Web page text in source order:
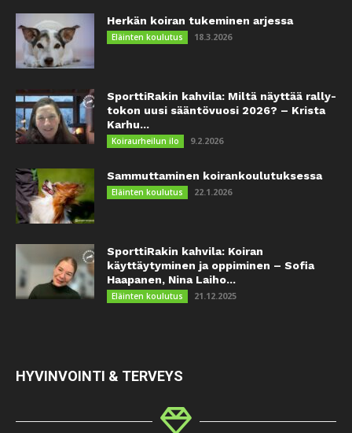
Herkän koiran tukeminen arjessa
Eläinten koulutus 18.3.2026
SporttiRakin kahvila: Miltä näyttää rally-
tokon uusi sääntövuosi 2026? – Krista
Karhu...
Koiraurheilun ilo 9.2.2026
Sammuttaminen koirankoulutuksessa
Eläinten koulutus 22.1.2026
SporttiRakin kahvila: Koiran
käyttäytyminen ja oppiminen – Sofia
Haapanen, Nina Laiho...
Eläinten koulutus 21.12.2025
HYVINVOINTI & TERVEYS